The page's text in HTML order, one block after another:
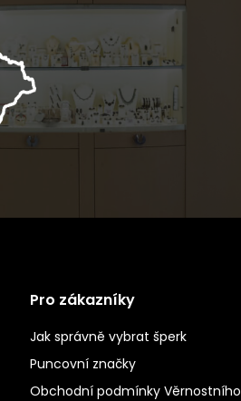
Pro zákazníky
Jak správně vybrat šperk
Puncovní značky
Obchodní podmínky Věrnostního